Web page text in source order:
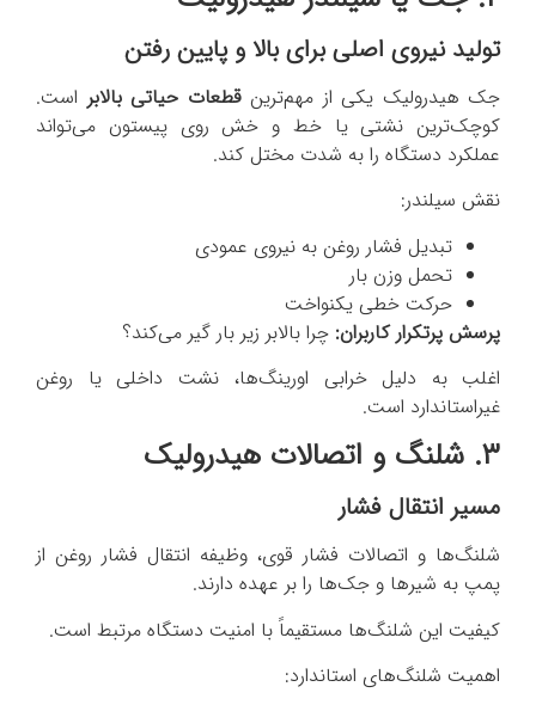
تولید نیروی اصلی برای بالا و پایین رفتن
جک هیدرولیک یکی از مهم‌ترینقطعات حیاتی بالابر است.
کوچک‌ترین نشتی یا خط و خش روی پیستون می‌تواند
عملکرد دستگاه را به شدت مختل کند.
نقش سیلندر:
تبدیل فشار روغن به نیروی عمودی
تحمل وزن بار
حرکت خطی یکنواخت
پرسش پرتکرار کاربران: چرا بالابر زیر بار گیر می‌کند؟
اغلب به دلیل خرابی اورینگ‌ها، نشت داخلی یا روغن
غیراستاندارد است.
۳. شلنگ‌ و اتصالات هیدرولیک
مسیر انتقال فشار
شلنگ‌ها و اتصالات فشار قوی، وظیفه انتقال فشار روغن از
پمپ به شیرها و جک‌ها را بر عهده دارند.
کیفیت این شلنگ‌ها مستقیماً با امنیت دستگاه مرتبط است.
اهمیت شلنگ‌های استاندارد: